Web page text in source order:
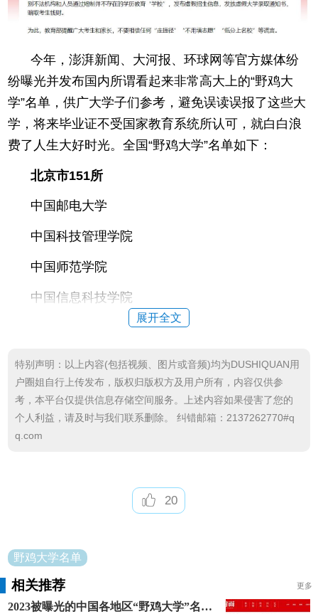
今年，澎湃新闻、大河报、环球网等官方媒体纷
纷曝光并发布国内所谓看起来非常高大上的“野鸡大
学”名单，供广大学子们参考，避免误读误报了这些大
学，将来毕业证不受国家教育系统所认可，就白白浪
费了人生大好时光。全国“野鸡大学”名单如下：
北京市151所
中国邮电大学
中国科技管理学院
中国师范学院
中国信息科技学院
中国电子信息科技学院
中国电子科技学院
中国科技工程学院
中国传媒艺术学院
中国科贸管理学院
中国经济贸易学院
中国北方理工学院
展开全文
特别声明：以上内容(包括视频、图片或音频)均为DUSHIQUAN用
户圈姐自行上传发布，版权归版权方及用户所有，内容仅供参
考，本平台仅提供信息存储空间服务。上述内容如果侵害了您的
个人利益，请及时与我们联系删除。 纠错邮箱：2137262770#q
q.com
20
野鸡大学名单
相关推荐 更多
2023被曝光的中国各地区“野鸡大学”名单出炉，读了毕业国家不认可